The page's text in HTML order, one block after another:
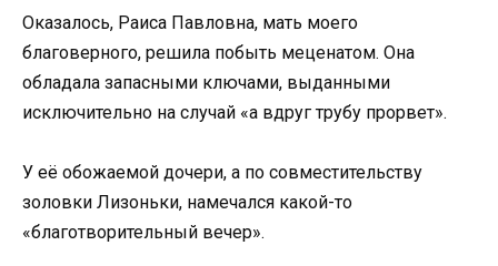
Оказалось, Раиса Павловна, мать моего
благоверного, решила побыть меценатом. Она
обладала запасными ключами, выданными
исключительно на случай «а вдруг трубу прорвет».
У её обожаемой дочери, а по совместительству
золовки Лизоньки, намечался какой-то
«благотворительный вечер».